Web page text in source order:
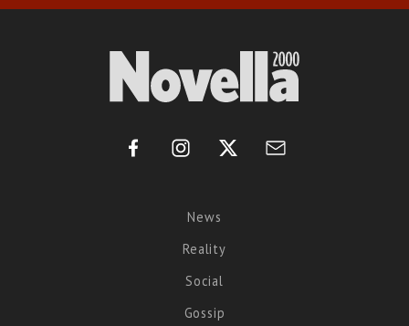
News
Reality
Social
Gossip